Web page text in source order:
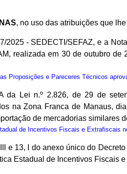
, no uso das atribuições que
2025 - SEDECTI/SEFAZ, e a
realizada em 30 de outubro
Proposições e Pareceres Técnicos
Lei n.º 2.826, de 29 de
na Zona Franca de Manaus,
de mercadorias
de Incentivos Fiscais e Extrafiscais
e 13, I do anexo único do
Estadual de Incentivos Fiscais